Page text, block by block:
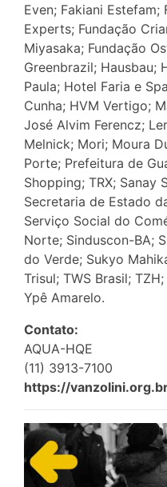
Even; Fakiani Estefam;
Experts; Fundação
Miyasaka; Fundação
Greenbrazil; Hausbau;
Paula; Hotel Faria e
Cunha; HVM Vertigo;
José Alvim Ferencz;
Melnick; Mori; Moura
Porte; Prefeitura de
Shopping; TRX; Sanay
Secretaria de Estado
Serviço Social do
Norte; Sinduscon-BA;
do Verde; Sukyo
Trisul; TWS Brasil;
Ypê Amarelo.
Contato:
AQUA-HQE
(11) 3913-7100
https://